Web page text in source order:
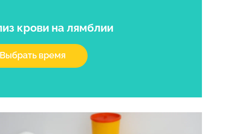
крови на лямблии
Выбрать время